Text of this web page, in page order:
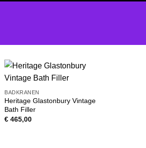
BADKRANEN
Heritage Glastonbury Vintage
Bath Filler
€ 465,00